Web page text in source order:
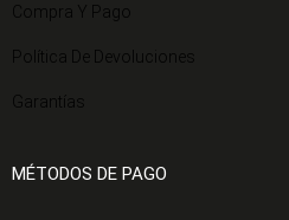
Compra Y Pago
Política De Devoluciones
Garantías
MÉTODOS DE PAGO